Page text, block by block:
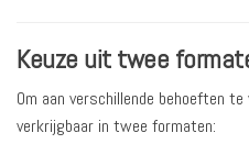
Keuze uit twee
Om aan verschillende behoeften
verkrijgbaar in twee formaten: